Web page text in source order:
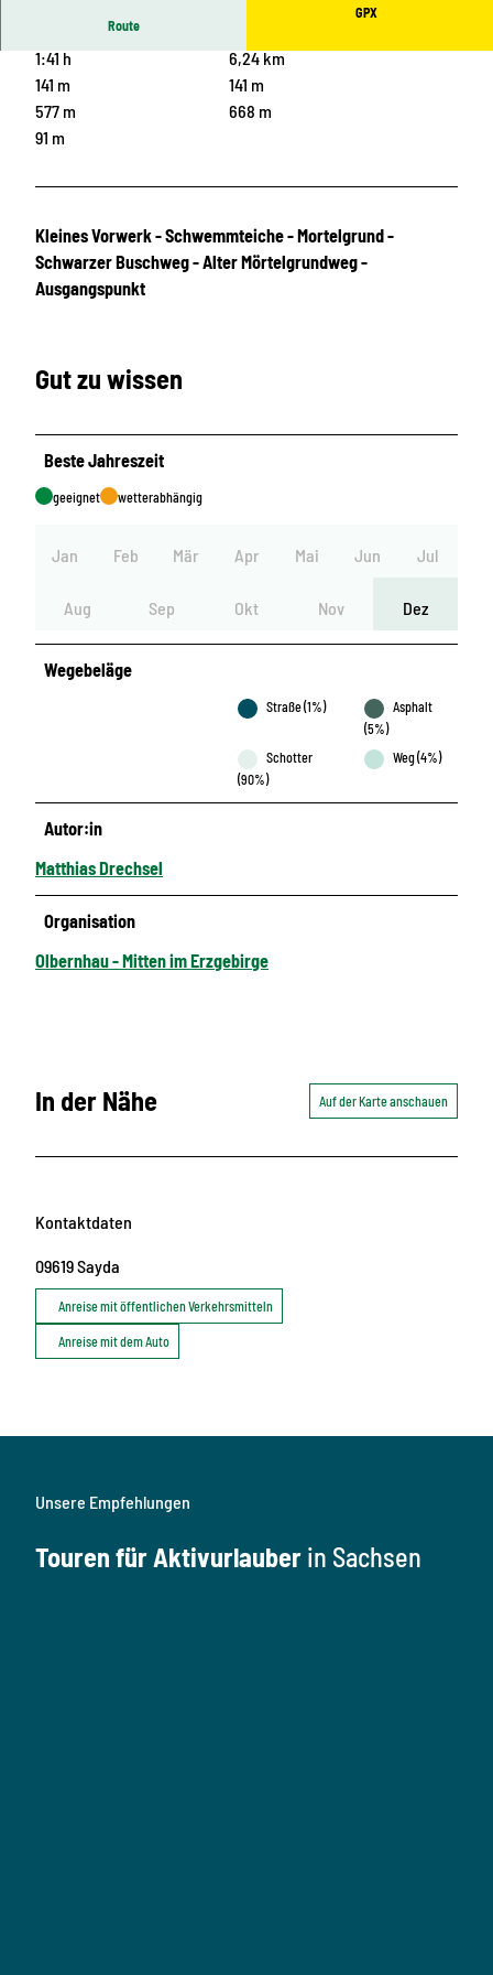
Route
GPX
1:41 h
6,24 km
141 m
141 m
577 m
668 m
91 m
Kleines Vorwerk - Schwemmteiche - Mortelgrund -
Schwarzer Buschweg - Alter Mörtelgrundweg -
Ausgangspunkt
Gut zu wissen
Beste Jahreszeit
geeignet wetterabhängig
Jan Feb Mär Apr Mai Jun Jul
Aug Sep Okt Nov Dez
Wegebeläge
Straße (1%)
Asphalt
(5%)
Schotter
(90%)
Weg (4%)
Autor:in
Matthias Drechsel
Organisation
Olbernhau - Mitten im Erzgebirge
In der Nähe Auf der Karte anschauen
Kontaktdaten
09619Sayda
Anreise mit öffentlichen Verkehrsmitteln
Anreise mit dem Auto
Unsere Empfehlungen
Touren für Aktivurlauber in Sachsen